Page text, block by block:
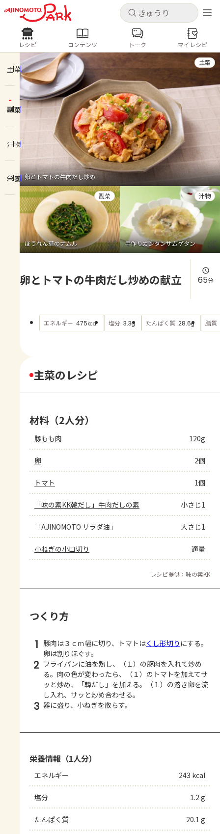
キャンセル
ログインするとレシピを保存できます
ログイン 新規登録
ホーム
コンテンツ
レシピ
トーク
よくあるお問い合わせ
お買い物
AJINOMOTO PARK とは
キャンセル
レシピ コンテンツ
人気の食材・レシピ
きゅうり なす トマト
とうもろこし
ピーマン
みょうが ゴーヤ
レシピ コンテンツ トーク マイレシピ
主菜
副菜
汁物
栄養 卵とトマトの牛肉だし炒め
主菜
ほうれん草のナムル
副菜
手作りカンタンサムゲタン
汁物
卵とトマトの牛肉だし炒めの献立 65分
エネルギー 475kcal 塩分 3.3g たんぱく質 28.6g 脂質
主菜のレシピ
材料（2人分）
豚もも肉 120g
卵 2個
トマト 1個
「味の素KK韓だし」牛肉だしの素 小さじ1
「AJINOMOTO サラダ油」 大さじ1
小ねぎの小口切り 適量
レシピ提供：味の素KK
つくり方
1 豚肉は３ｃｍ幅に切り、トマトはくし形切り にする。
卵は割りほぐす。
2 フライパンに油を熱し、（１）の豚肉を入れて炒め
る。肉の色が変わったら、（１）のトマトを加えてサ
ッと炒め、「韓だし」を加える。（１）の溶き卵を流
し入れ、サッと炒め合わせる。
3 器に盛り、小ねぎを散らす。
栄養情報（1人分）
エネルギー 243 kcal
塩分 1.2 g
たんぱく質 20.1 g